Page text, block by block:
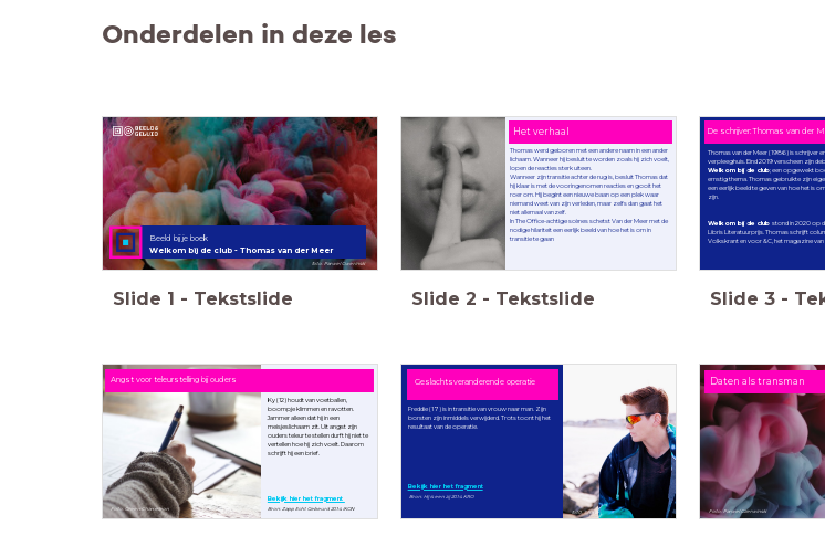
Onderdelen in deze les
Welkom bij de club - Thomas van der Meer
Beeld bij je boek
foto: Parwel Cwerinski
Slide 1 - Tekstslide
Thomas werd geboren met een andere naam in een ander
lichaam. Wanneer hij besluit te worden zoals hij zich voelt,
Wanneer zijn transitie achter de rug is, besluit Thomas dat
hij klaar is met de vooringenomen reacties en gooit het
roer om. Hij begint een nieuwe baan op een plek waar
niemand weet van zijn verleden, maar zelfs dan gaat het
In The Office-achtige scènes schetst Van der Meer met de
nodige hilariteit een eerlijk beeld van hoe het is om in
transitie te gaan
Het verhaal
Slide 2 - Tekstslide
Thomas van der Meer (1986) is schrijver
verpleeghuis. Eind 2019 verscheen zijn
Welkom bij de club; een opgewekt
ernstig thema. Thomas gebruikte zijn
een eerlijk beeld te geven van hoe het is
Welkom bij de club stond in 2020 op
Libris Literatuurprijs. Thomas schrijft
Volkskrant en voor &C, het magazine van
De schrijver: Thomas van der
Slide 3 -
Angst voor teleurstelling bij ouders
Foto: Green Chameleon
Ky (12) houdt van voetballen,
boompje klimmen en ravotten.
Jammer alleen dat hij in een
meisjeslichaam zit. Uit angst zijn
ouders teleur te stellen durft hij niet te
vertellen hoe hij zich voelt. Daarom
schrijft hij een brief.
Bekijk hier het fragment
Bron: Zapp Echt Gebeurd 2014 IKON
Geslachtsveranderende operatie
fot0: Shane
Freddie (17) is in transitie van vrouw naar man. Zijn
borsten zijn inmiddels verwijderd. Trots toont hij het
resultaat van de operatie.
Bekijk hier het fragment
Bron: Hij is een zij 2014 KRO
Foto: Parwel Czerwinski
Daten als transman